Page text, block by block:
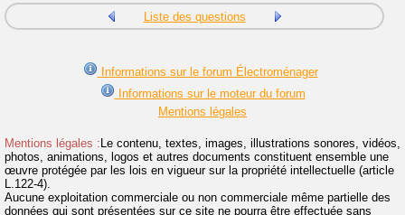
Liste des questions
Informations sur le forum Électroménager
Informations sur le moteur du forum
Mentions légales
Mentions légales : Le contenu, textes, images, illustrations sonores, vidéos,
photos, animations, logos et autres documents constituent ensemble une
œuvre protégée par les lois en vigueur sur la propriété intellectuelle (article
L.122-4).
Aucune exploitation commerciale ou non commerciale même partielle des
données qui sont présentées sur ce site ne pourra être effectuée sans